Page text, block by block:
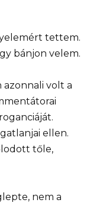
tettem.
bánjon velem.
volt a
ellen.
tőle,
nem a